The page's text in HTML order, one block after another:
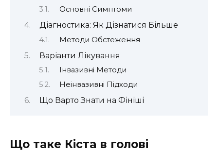
Основні Симптоми
Діагностика: Як Дізнатися Більше
Методи Обстеження
Варіанти Лікування
Інвазивні Методи
Неінвазивні Підходи
Що Варто Знати на Фініші
Що таке Кіста в голові